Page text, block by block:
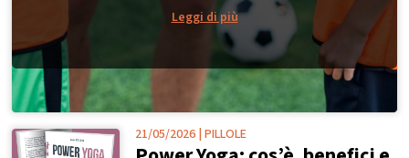
Leggi di più
21/05/2026 PILLOLE